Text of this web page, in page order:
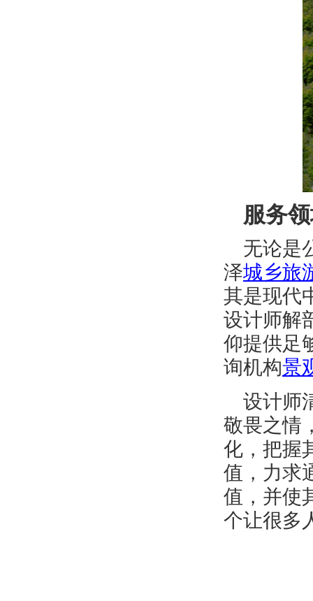
服务
无论是
泽城乡旅
其是现代
设计师解
仰提供足
询机构景
设计师
敬畏之情
化，把握
值，力求
值，并使
个让很多